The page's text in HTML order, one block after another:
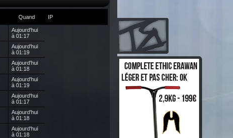
Quand IP
Aujourd'hui
à 01:17
Aujourd'hui
à 01:19
Aujourd'hui
à 01:18
Aujourd'hui
à 01:19
Aujourd'hui
à 01:17
Aujourd'hui
à 01:18
Aujourd'hui
à 01:18